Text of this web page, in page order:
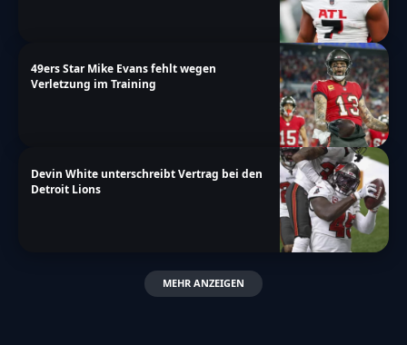
49ers Star Mike Evans fehlt wegen
Verletzung im Training
Devin White unterschreibt Vertrag bei den
Detroit Lions
MEHR ANZEIGEN